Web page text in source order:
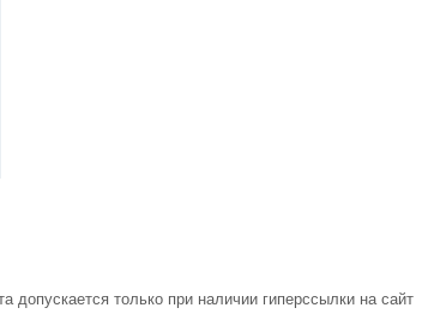
допускается только при наличии гиперссылки на сайт